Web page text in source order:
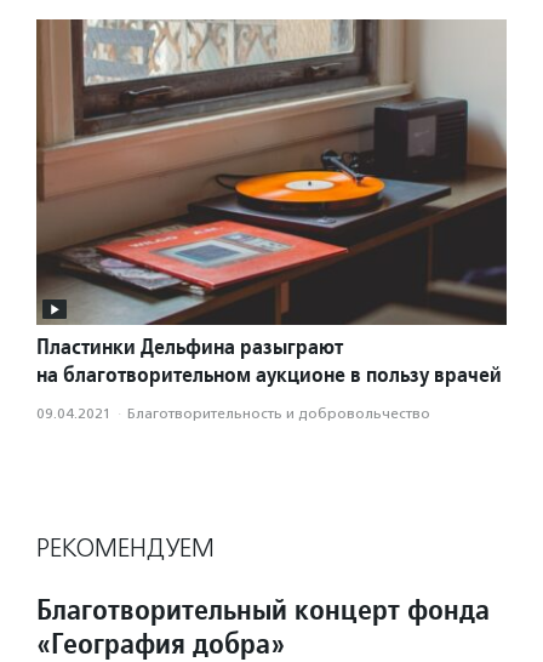
Пластинки Дельфина разыграют
на благотворительном аукционе в пользу врачей
09.04.2021 · Благотвори­тель­ность и доброволь­чест­во
РЕКОМЕНДУЕМ
Благотворительный концерт фонда
«География добра»